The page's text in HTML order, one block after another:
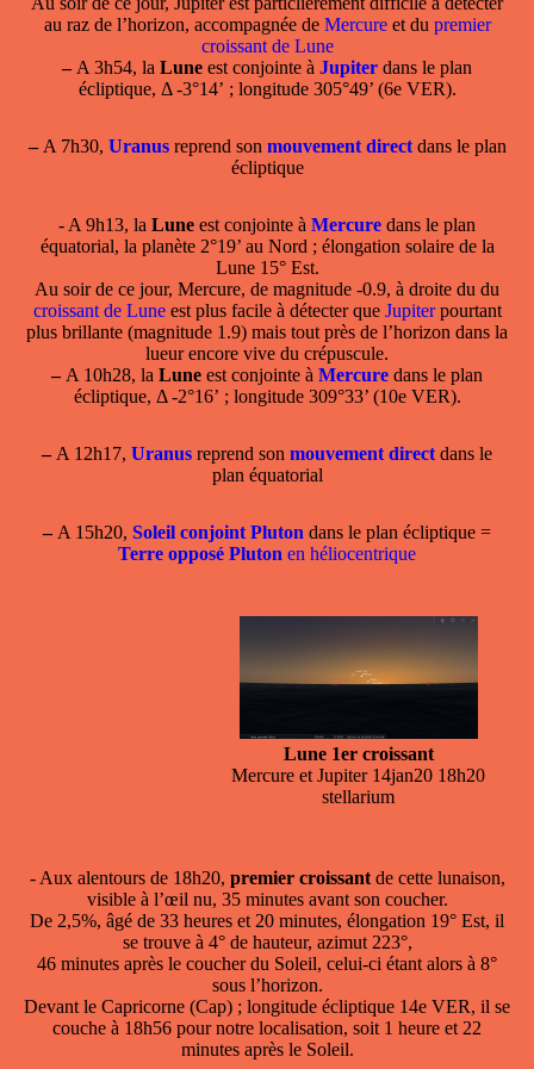
au raz de l’horizon, accompagnée de Mercureet du premier
croissant de Lune
–A 3h54, la Lune est conjointe à Jupiter dans le plan
écliptique, Δ -3°14’ ; longitude 305°49’ (6e VER).
–A 7h30, Uranusreprend son mouvement directdans le plan
écliptique
- A 9h13, la Lune est conjointe à Mercure dans le plan
équatorial, la planète 2°19’ au Nord ; élongation solaire de la
Lune 15° Est.
Au soir de ce jour, Mercure, de magnitude -0.9, à droite du du
croissant de Luneest plus facile à détecter que Jupiterpourtant
plus brillante (magnitude 1.9) mais tout près de l’horizon dans la
lueur encore vive du crépuscule.
–A 10h28, la Lune est conjointe à Mercure dans le plan
écliptique, Δ -2°16’ ; longitude 309°33’ (10e VER).
–A 12h17, Uranus reprend son mouvement direct dans le
plan équatorial
–A 15h20, Soleil conjoint Pluton dans le plan écliptique =
Terre opposé Pluton en héliocentrique
Lune 1er croissant
Mercure et Jupiter 14jan20 18h20
stellarium
- Aux alentours de 18h20, premier croissantde cette lunaison,
visible à l’œil nu, 35 minutes avant son coucher.
De 2,5%, âgé de 33 heures et 20 minutes, élongation 19° Est, il
se trouve à 4° de hauteur, azimut 223°,
46 minutes après le coucher du Soleil, celui-ci étant alors à 8°
sous l’horizon.
Devant le Capricorne (Cap) ; longitude écliptique 14e VER, il se
couche à 18h56 pour notre localisation, soit 1 heure et 22
minutes après le Soleil.